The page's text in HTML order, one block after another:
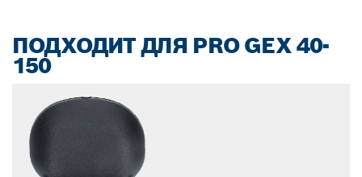
ПОДХОДИТ ДЛЯ PRO GEX 40-
150